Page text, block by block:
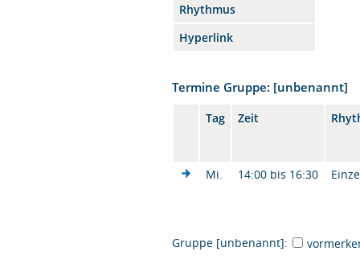
Rhythmus
Hyperlink
Termine Gruppe: [unbenannt]
Tag Zeit
Mi. 14:00 bis 16:30
Gruppe [unbenannt]: